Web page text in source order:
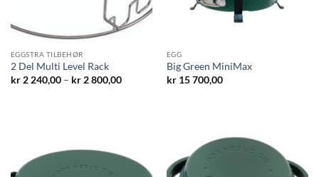
EGGSTRA TILBEHØR
2 Del Multi Level Rack
kr2 240,00 – kr2 800,00Prisområde:
EGG
Big Green MiniMax
kr15 700,00